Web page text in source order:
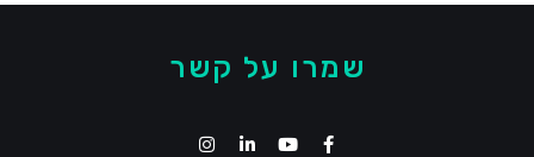
שמרו על קשר